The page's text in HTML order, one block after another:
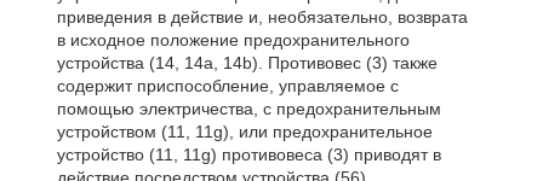
приведения в действие и, необязательно, возврата
в исходное положение предохранительного
устройства (14, 14а, 14b). Противовес (3) также
содержит приспособление, управляемое с
помощью электричества, с предохранительным
устройством (11, 11g), или предохранительное
устройство (11, 11g) противовеса (3) приводят в